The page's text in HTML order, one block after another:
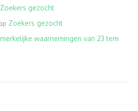
Zoekers gezocht
Zoekers gezocht
waarnemingen van 23 tem